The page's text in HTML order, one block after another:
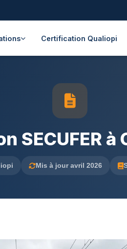
Certification Qualiopi
SECUFER à
Mis à jour avril 2026